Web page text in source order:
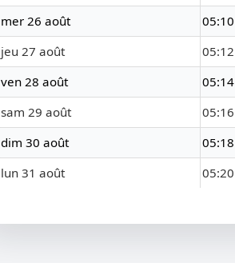
mer 26 août
05:10
jeu 27 août
05:12
ven 28 août
05:14
sam 29 août
05:16
dim 30 août
05:18
lun 31 août
05:20